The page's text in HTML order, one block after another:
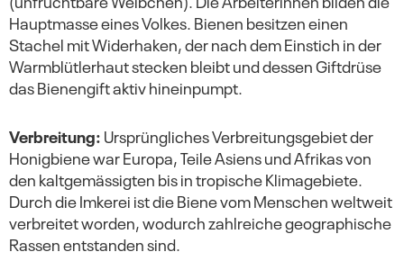
Hauptmasse eines Volkes. Bienen besitzen einen
Stachel mit Widerhaken, der nach dem Einstich in der
Warmblütlerhaut stecken bleibt und dessen Giftdrüse
das Bienengift aktiv hineinpumpt.
Verbreitung:Ursprüngliches Verbreitungsgebiet der
Honigbiene war Europa, Teile Asiens und Afrikas von
den kaltgemässigten bis in tropische Klimagebiete.
Durch die Imkerei ist die Biene vom Menschen weltweit
verbreitet worden, wodurch zahlreiche geographische
Rassen entstanden sind.